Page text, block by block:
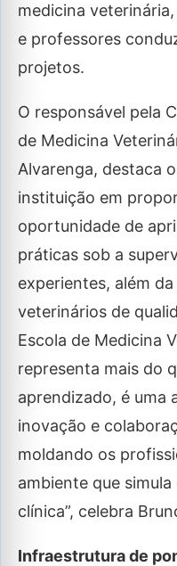
medicina
e professores
projetos.
O responsável pela
de Medicina
Alvarenga, destaca
instituição em
oportunidade de
práticas sob a
experientes, além
veterinários de
Escola de Medicina
representa mais do
aprendizado, é uma
inovação e
moldando os
ambiente que
clínica”, celebra
Infraestrutura de